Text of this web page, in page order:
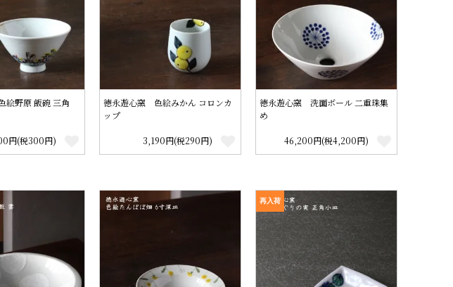
野原 飯碗 三角
円(税300円)
徳永遊心窯 色絵みかん コロンカ
ップ
3,190円(税290円)
徳永遊心窯 洗面ボール 二重珠集
め
46,200円(税4,200円)
再入荷